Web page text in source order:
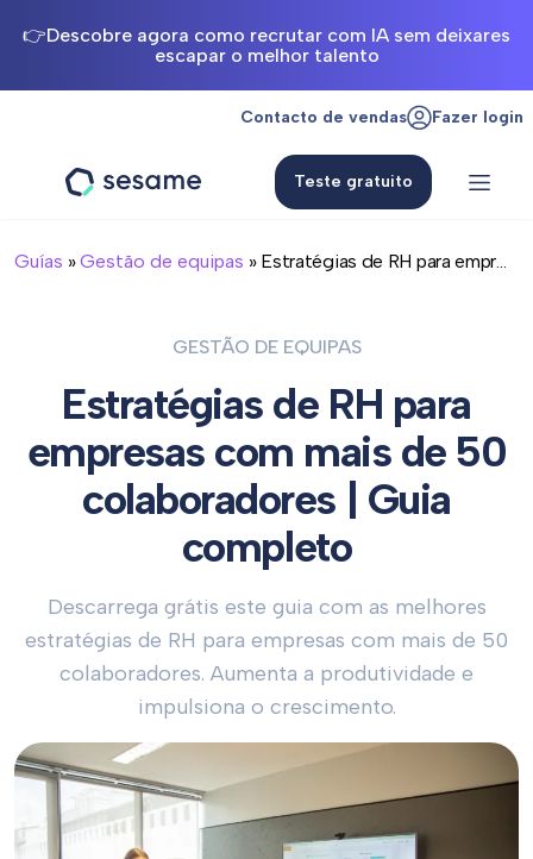
👉Descobre agora como recrutar com IA sem deixares
escapar o melhor talento
Contacto de vendas Fazer login
Teste gratuito
Guías »Gestão de equipas » Estratégias de RH para empr...
GESTÃO DE EQUIPAS
Estratégias de RH para
empresas com mais de 50
colaboradores | Guia
completo
Descarrega grátis este guia com as melhores
estratégias de RH para empresas com mais de 50
colaboradores. Aumenta a produtividade e
impulsiona o crescimento.